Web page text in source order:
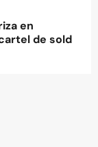
en
de sold